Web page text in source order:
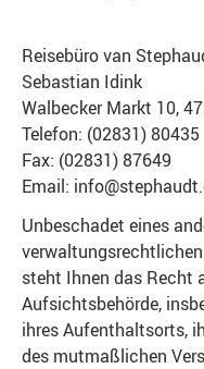
Reisebüro van
Sebastian Idink
Walbecker Markt 10,
Telefon: (02831) 80435
Fax: (02831) 87649
Email:
Unbeschadet eines
steht Ihnen das Recht
Aufsichtsbehörde,
ihres Aufenthaltsorts,
des mutmaßlichen